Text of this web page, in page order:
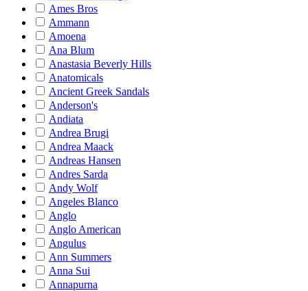
Ames Bros
Ammann
Amoena
Ana Blum
Anastasia Beverly Hills
Anatomicals
Ancient Greek Sandals
Anderson's
Andiata
Andrea Brugi
Andrea Maack
Andreas Hansen
Andres Sarda
Andy Wolf
Angeles Blanco
Anglo
Anglo American
Angulus
Ann Summers
Anna Sui
Annapurna